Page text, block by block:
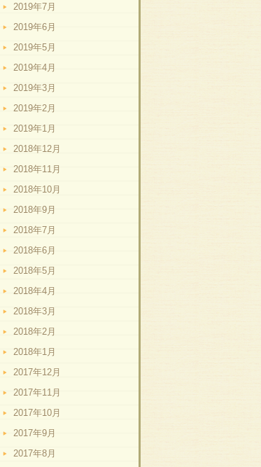
2019年7月
2019年6月
2019年5月
2019年4月
2019年3月
2019年2月
2019年1月
2018年12月
2018年11月
2018年10月
2018年9月
2018年7月
2018年6月
2018年5月
2018年4月
2018年3月
2018年2月
2018年1月
2017年12月
2017年11月
2017年10月
2017年9月
2017年8月